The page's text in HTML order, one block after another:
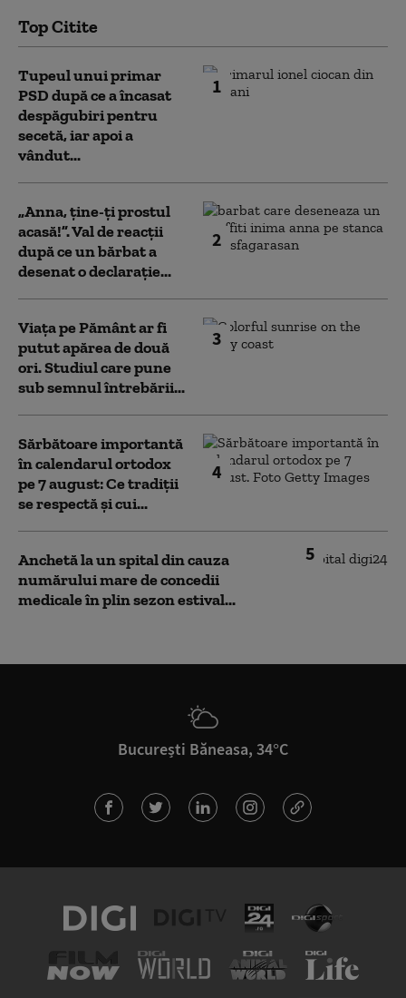
Top Citite
1
Tupeul unui primar
PSD după ce a încasat
despăgubiri pentru
secetă, iar apoi a
vândut...
2
„Anna, ţine-ţi prostul
acasă!”. Val de reacții
după ce un bărbat a
desenat o declarație...
3
Viața pe Pământ ar fi
putut apărea de două
ori. Studiul care pune
sub semnul întrebării...
4
Sărbătoare importantă
în calendarul ortodox
pe 7 august: Ce tradiții
se respectă și cui...
5
Anchetă la un spital din cauza
numărului mare de concedii
medicale în plin sezon estival...
București Băneasa, 34°C